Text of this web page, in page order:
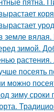
земле
зимой.
посеять
можно
зиму